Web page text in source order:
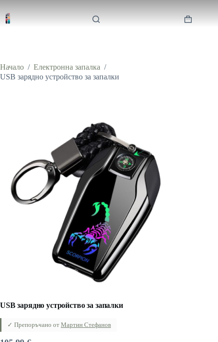
content
Shopping
Начало / Електронна запалка /
USB зарядно устройство за запалки
USB зарядно устройство за запалки
✓ Препоръчано от Мартин Стефанов